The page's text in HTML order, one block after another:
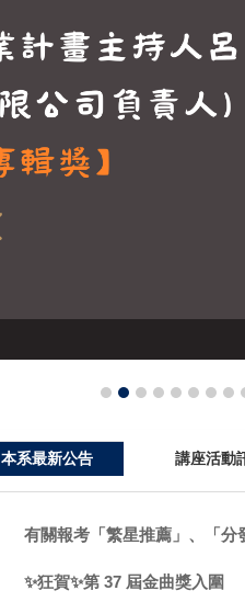
本系最新公告 講座活動
有關報考「繁星推薦」、「分
✨狂賀✨第 37 屆金曲獎入圍